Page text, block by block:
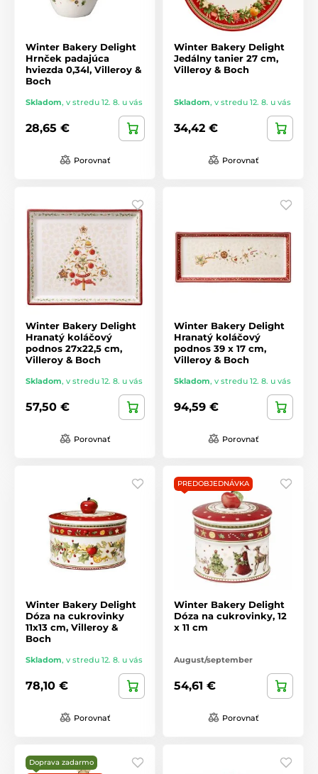
Winter Bakery Delight
Hrnček padajúca
hviezda 0,34l, Villeroy &
Boch
Skladom, v stredu 12. 8. u vás
28,65 €
Porovnať
Winter Bakery Delight
Jedálny tanier 27 cm,
Villeroy & Boch
Skladom, v stredu 12. 8. u vás
34,42 €
Porovnať
Winter Bakery Delight
Hranatý koláčový
podnos 27x22,5 cm,
Villeroy & Boch
Skladom, v stredu 12. 8. u vás
57,50 €
Porovnať
Winter Bakery Delight
Hranatý koláčový
podnos 39 x 17 cm,
Villeroy & Boch
Skladom, v stredu 12. 8. u vás
94,59 €
Porovnať
Winter Bakery Delight
Dóza na cukrovinky
11x13 cm, Villeroy &
Boch
Skladom, v stredu 12. 8. u vás
78,10 €
Porovnať
PREDOBJEDNÁVKA
Winter Bakery Delight
Dóza na cukrovinky, 12
x 11 cm
August/september
54,61 €
Porovnať
Doprava zadarmo